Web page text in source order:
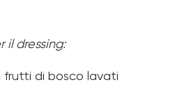
il dressing:
frutti di bosco lavati